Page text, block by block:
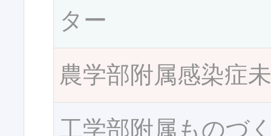
ター
農学部附属感染症
工学部附属ものづ